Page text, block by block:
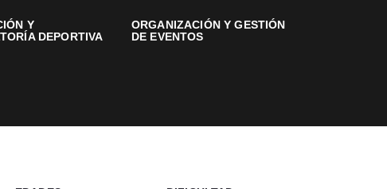
Y
DEPORTIVA
ORGANIZACIÓN Y GESTIÓN
DE EVENTOS